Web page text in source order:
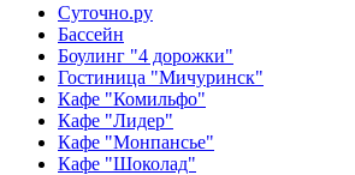
Суточно.ру
Бассейн
Боулинг "4 дорожки"
Гостиница "Мичуринск"
Кафе "Комильфо"
Кафе "Лидер"
Кафе "Монпансье"
Кафе "Шоколад"